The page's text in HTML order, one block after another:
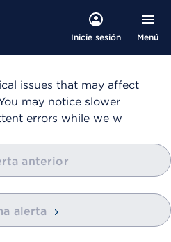
Inicie sesión Menú
issues that may affect
may notice slower
errors while we w
anterior
alerta